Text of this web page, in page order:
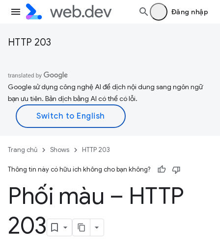
Đăng nhập
HTTP 203
Google sử dụng công nghệ AI để dịch nội dung sang ngôn ngữ
bạn ưu tiên. Bản dịch bằng AI có thể có lỗi.
Trang chủ Shows HTTP 203
Thông tin này có hữu ích không cho bạn không?
Phối màu – HTTP
203